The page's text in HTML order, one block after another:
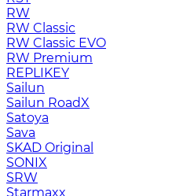
RW
RW Classic
RW Classic EVO
RW Premium
RЕPLIKEY
Sailun
Sailun RoadX
Satoya
Sava
SKAD Original
SONIX
SRW
Starmaxx